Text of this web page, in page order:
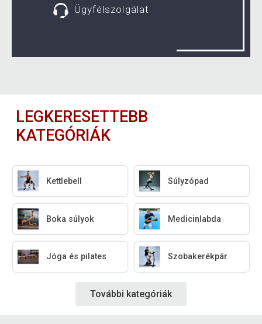
Ügyfélszolgálat
LEGKERESETTEBB
KATEGÓRIÁK
Kettlebell Súlyzópad
Boka súlyok Medicinlabda
Jóga és pilates Szobakerékpár
További kategóriák